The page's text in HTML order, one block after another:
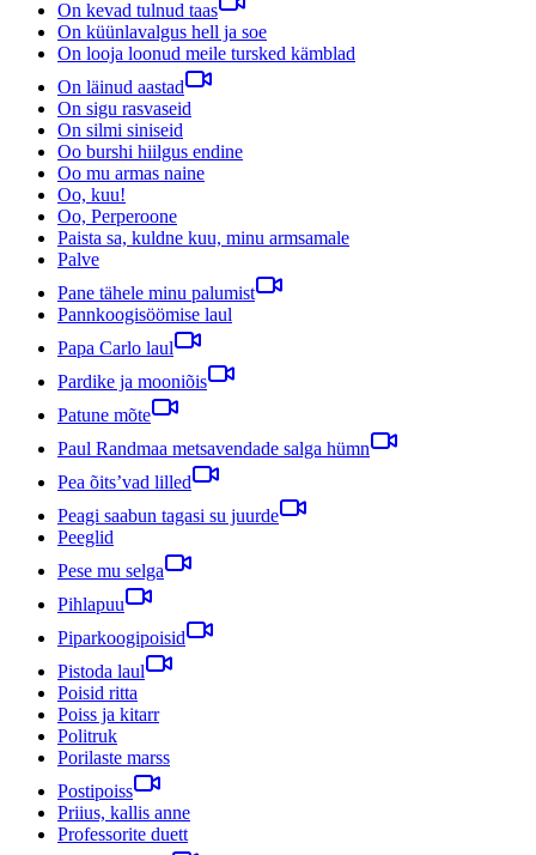
On kevad tulnud taas
On küünlavalgus hell ja soe
On looja loonud meile tursked kämblad
On läinud aastad
On sigu rasvaseid
On silmi siniseid
Oo burshi hiilgus endine
Oo mu armas naine
Oo, kuu!
Oo, Perperoone
Paista sa, kuldne kuu, minu armsamale
Palve
Pane tähele minu palumist
Pannkoogisöömise laul
Papa Carlo laul
Pardike ja mooniõis
Patune mõte
Paul Randmaa metsavendade salga hümn
Pea õits’vad lilled
Peagi saabun tagasi su juurde
Peeglid
Pese mu selga
Pihlapuu
Piparkoogipoisid
Pistoda laul
Poisid ritta
Poiss ja kitarr
Politruk
Porilaste marss
Postipoiss
Priius, kallis anne
Professorite duett